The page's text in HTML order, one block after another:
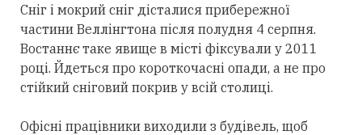
Сніг і мокрий сніг дісталися прибережної
частини Веллінгтона після полудня 4 серпня.
Востаннє таке явище в місті фіксували у 2011
році. Йдеться про короткочасні опади, а не про
стійкий сніговий покрив у всій столиці.
Офісні працівники виходили з будівель, щоб